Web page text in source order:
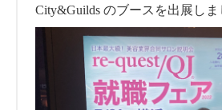
City&Guilds のブースを出展しま